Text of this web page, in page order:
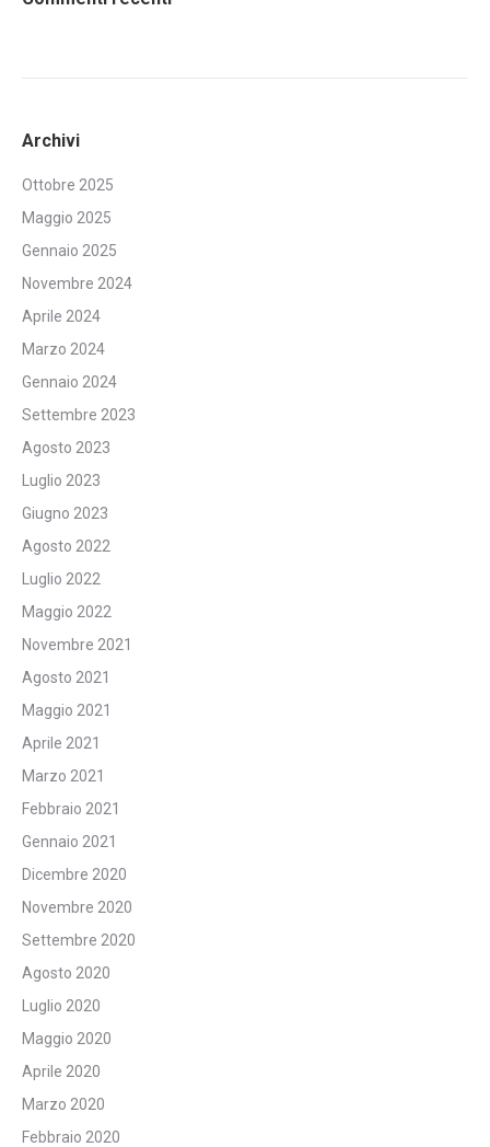
Archivi
Ottobre 2025
Maggio 2025
Gennaio 2025
Novembre 2024
Aprile 2024
Marzo 2024
Gennaio 2024
Settembre 2023
Agosto 2023
Luglio 2023
Giugno 2023
Agosto 2022
Luglio 2022
Maggio 2022
Novembre 2021
Agosto 2021
Maggio 2021
Aprile 2021
Marzo 2021
Febbraio 2021
Gennaio 2021
Dicembre 2020
Novembre 2020
Settembre 2020
Agosto 2020
Luglio 2020
Maggio 2020
Aprile 2020
Marzo 2020
Febbraio 2020